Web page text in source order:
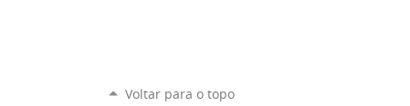
Voltar para o topo